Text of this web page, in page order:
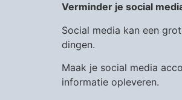
Verminder je social
Social media kan een
dingen.
Maak je social media
informatie opleveren.